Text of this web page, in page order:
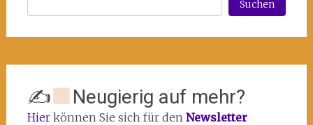
Suchen
✍ Neugierig auf mehr?
Hierkönnen Sie sich für den Newsletter